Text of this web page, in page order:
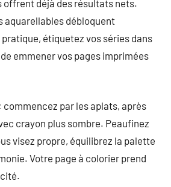
offrent déjà des résultats nets.
aquarellables débloquent
étiquetez vos séries dans
emmener vos pages imprimées
par les aplats, après
crayon plus sombre. Peaufinez
visez propre, équilibrez la palette
Votre page à colorier prend